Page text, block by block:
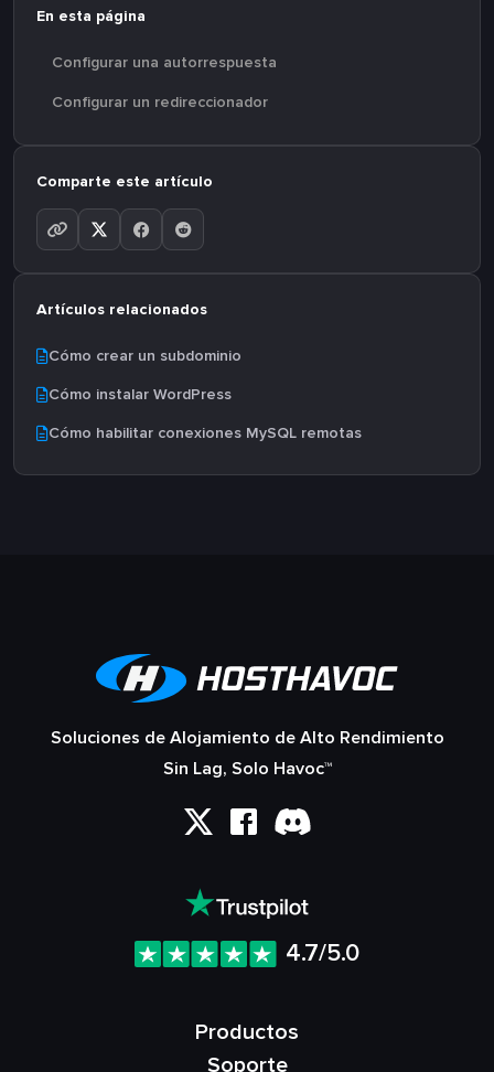
En esta página
Configurar una autorrespuesta
Configurar un redireccionador
Comparte este artículo
Artículos relacionados
Cómo crear un subdominio
Cómo instalar WordPress
Cómo habilitar conexiones MySQL remotas
Soluciones de Alojamiento de Alto Rendimiento
Sin Lag, Solo Havoc™
4.7/5.0
Productos
Soporte